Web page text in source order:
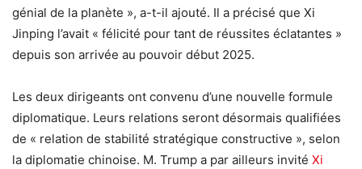
génial de la planète », a-t-il ajouté. Il a précisé que Xi
Jinping l’avait « félicité pour tant de réussites éclatantes »
depuis son arrivée au pouvoir début 2025.
Les deux dirigeants ont convenu d’une nouvelle formule
diplomatique. Leurs relations seront désormais qualifiées
de « relation de stabilité stratégique constructive », selon
la diplomatie chinoise. M. Trump a par ailleurs invité Xi